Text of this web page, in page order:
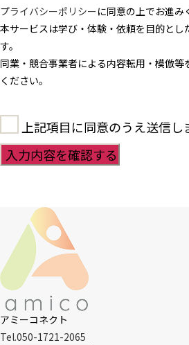
プライバシーポリシーに同意の上でお進み
本サービスは学び・体験・依頼を目的とし
す。
同業・競合事業者による内容転用・模倣
ください。
上記項目に同意のうえ送信し
アミーコネクト
Tel.050-1721-2065